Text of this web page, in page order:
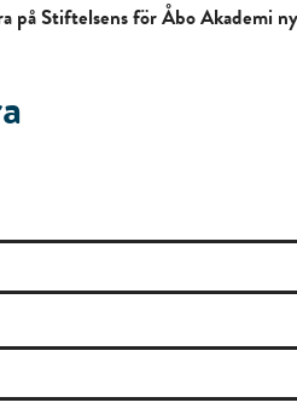
på Stiftelsens för Åbo Akademi